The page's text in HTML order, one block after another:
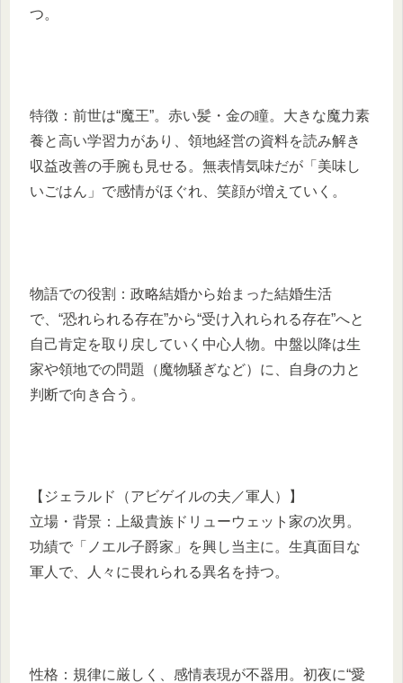
つ。
特徴：前世は“魔王”。赤い髪・金の瞳。大きな魔力素
養と高い学習力があり、領地経営の資料を読み解き
収益改善の手腕も見せる。無表情気味だが「美味し
いごはん」で感情がほぐれ、笑顔が増えていく。
物語での役割：政略結婚から始まった結婚生活
で、“恐れられる存在”から“受け入れられる存在”へと
自己肯定を取り戻していく中心人物。中盤以降は生
家や領地での問題（魔物騒ぎなど）に、自身の力と
判断で向き合う。
【ジェラルド（アビゲイルの夫／軍人）】
立場・背景：上級貴族ドリューウェット家の次男。
功績で「ノエル子爵家」を興し当主に。生真面目な
軍人で、人々に畏れられる異名を持つ。
性格：規律に厳しく、感情表現が不器用。初夜に“愛